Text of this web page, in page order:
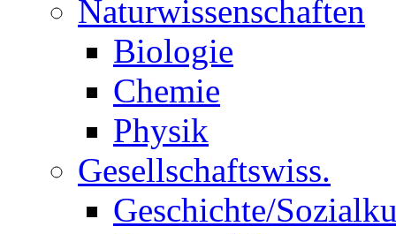
Naturwissenschaften
Biologie
Chemie
Physik
Gesellschaftswiss.
Geschichte/